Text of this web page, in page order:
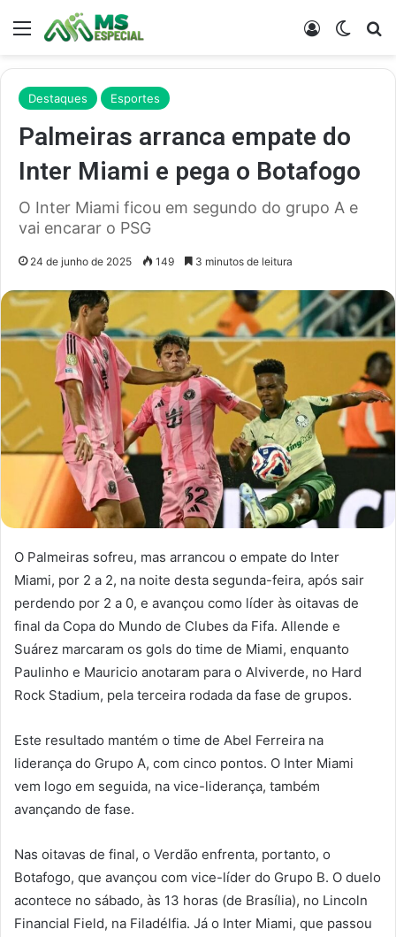
Menu Entrar
Destaques Esportes
Palmeiras arranca empate do
Inter Miami e pega o Botafogo
O Inter Miami ficou em segundo do grupo A e
vai encarar o PSG
24 de junho de 2025 149 3 minutos de leitura
O Palmeiras sofreu, mas arrancou o empate do Inter
Miami, por 2 a 2, na noite desta segunda-feira, após sair
perdendo por 2 a 0, e avançou como líder às oitavas de
final da Copa do Mundo de Clubes da Fifa. Allende e
Suárez marcaram os gols do time de Miami, enquanto
Paulinho e Mauricio anotaram para o Alviverde, no Hard
Rock Stadium, pela terceira rodada da fase de grupos.
Este resultado mantém o time de Abel Ferreira na
liderança do Grupo A, com cinco pontos. O Inter Miami
vem logo em seguida, na vice-liderança, também
avançando de fase.
Nas oitavas de final, o Verdão enfrenta, portanto, o
Botafogo, que avançou com vice-líder do Grupo B. O duelo
acontece no sábado, às 13 horas (de Brasília), no Lincoln
Financial Field, na Filadélfia. Já o Inter Miami, que passou